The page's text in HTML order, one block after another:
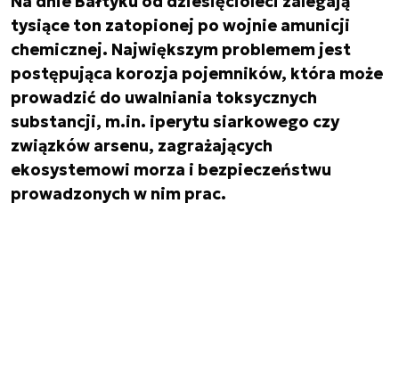
tysiące ton zatopionej po wojnie amunicji
chemicznej. Największym problemem jest
postępująca korozja pojemników, która może
prowadzić do uwalniania toksycznych
substancji, m.in. iperytu siarkowego czy
związków arsenu, zagrażających
ekosystemowi morza i bezpieczeństwu
prowadzonych w nim prac.